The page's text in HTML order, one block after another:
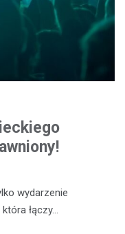
wydarzenie
łączy…